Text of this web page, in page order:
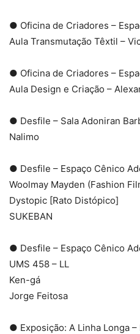
● Oficina de Criadores –
Aula Transmutação Têxtil –
● Oficina de Criadores –
Aula Design e Criação –
● Desfile – Sala Adoniran
Nalimo
● Desfile – Espaço Cênico
Woolmay Mayden (Fashion
Dystopic [Rato Distópico]
SUKEBAN
● Desfile – Espaço Cênico
UMS 458 – LL
Ken-gá
Jorge Feitosa
● Exposição: A Linha Longa